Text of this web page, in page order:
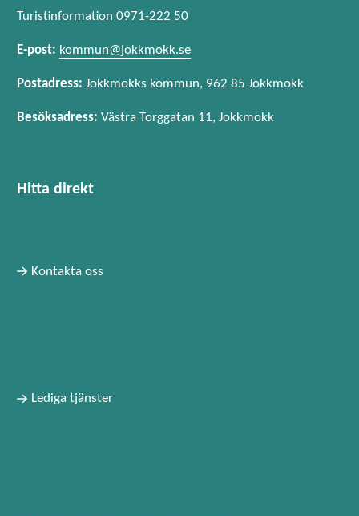
Turistinformation 0971-222 50
E-post: kommun@jokkmokk.se
Postadress: Jokkmokks kommun, 962 85 Jokkmokk
Besöksadress: Västra Torggatan 11, Jokkmokk
Hitta direkt
Kontakta oss
Lediga tjänster